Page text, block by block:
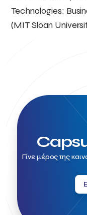
Technologies:
(MIT Sloan
Γίνε μέρος της